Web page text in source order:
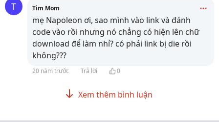
T Tim Mom
mẹ Napoleon ơi, sao mình vào link và đánh
code vào rồi nhưng nó chẳng có hiện lên chữ
download để làm nhỉ? có phải link bị die rồi
không???
20 năm trước Trả lời 0
Xem thêm bình luận